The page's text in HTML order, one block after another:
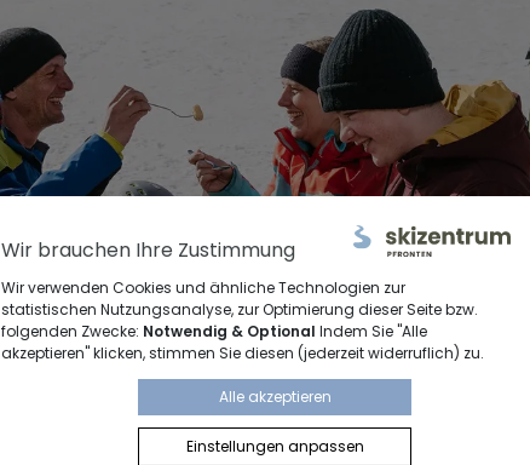
Wir brauchen Ihre Zustimmung
Wir verwenden Cookies und ähnliche Technologien zur
statistischen Nutzungsanalyse, zur Optimierung dieser Seite bzw.
folgenden Zwecke: Notwendig & Optional Indem Sie "Alle
akzeptieren" klicken, stimmen Sie diesen (jederzeit widerruflich) zu.
Alle akzeptieren
Einstellungen anpassen